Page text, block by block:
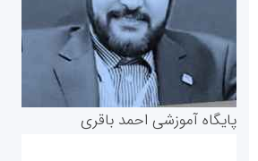
پایگاه آموزشی احمد باقری